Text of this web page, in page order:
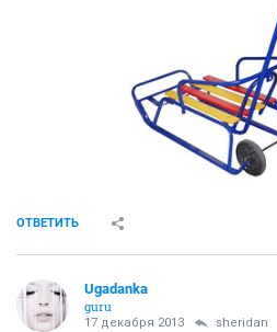
ОТВЕТИТЬ
Ugadanka
guru
17 декабря 2013 sheridan